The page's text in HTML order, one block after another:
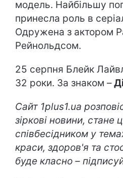
модель. Найбільшу
принесла роль в
Одружена з актором
Рейнольдсом.
25 серпня Блейк
32 роки. За знаком –
Сайт 1plus1.ua
зіркові новини, стане
співбесідником у
краси, здоров'я та
буде класно –